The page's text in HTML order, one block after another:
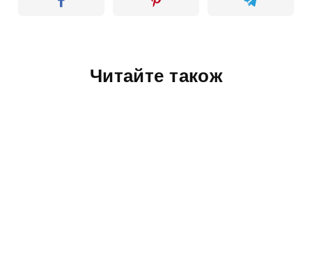
Читайте також